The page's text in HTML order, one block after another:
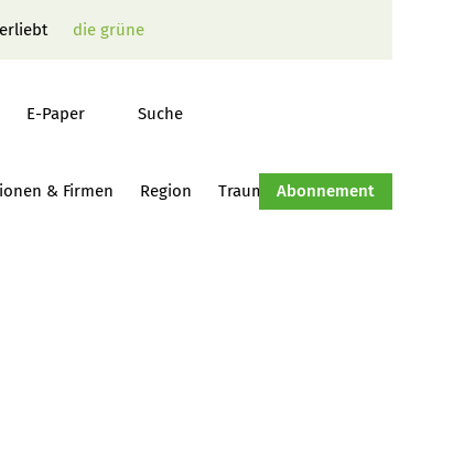
die grüne
E-Paper Suche
& Firmen Region Traumtraktor Hof-Management
Abonnement